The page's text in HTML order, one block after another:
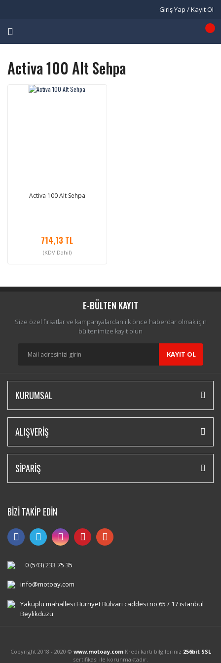
Giriş Yap / Kayıt Ol
Activa 100 Alt Sehpa
Activa 100 Alt Sehpa
714,13 TL
(KDV Dahil)
E-BÜLTEN KAYIT
Size özel fırsatlar ve kampanyalardan ilk önce haberdar olmak için
bültenimize kayıt olun
KAYIT OL
KURUMSAL
ALIŞVERİŞ
SİPARİŞ
BİZİ TAKİP EDİN
0 (543) 233 75 35
info@motoay.com
Yakuplu mahallesi Hürriyet Bulvarı caddesi no 65 / 17 istanbul
Beylikdüzü
Copyright 2018 - 2020 © www.motoay.comKredi kartı bilgileriniz 256bit SSL
sertifikası ile korunmaktadır.